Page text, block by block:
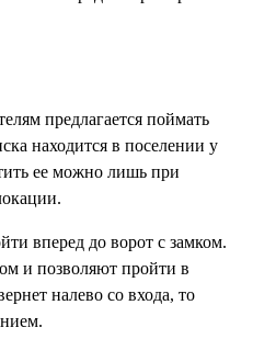
предлагается поймать
находится в поселении у
ее можно лишь при
вперед до ворот с замком.
и позволяют пройти в
налево со входа, то